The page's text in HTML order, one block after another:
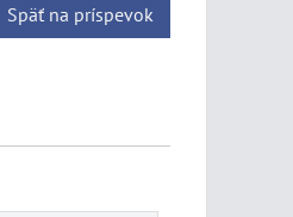
Späť na príspevok